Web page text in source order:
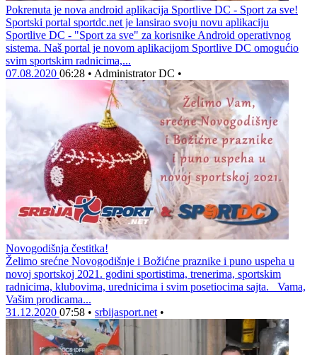
Pokrenuta je nova android aplikacija Sportlive DC - Sport za sve!
Sportski portal sportdc.net je lansirao svoju novu aplikaciju
Sportlive DC - "Sport za sve" za korisnike Android operativnog
sistema. Naš portal je novom aplikacijom Sportlive DC omogućio
svim sportskim radnicima,...
07.08.2020 06:28 • Administrator DC •
Novogodišnja čestitka!
Želimo srećne Novogodišnje i Božićne praznike i puno uspeha u
novoj sportskoj 2021. godini sportistima, trenerima, sportskim
radnicima, klubovima, urednicima i svim posetiocima sajta. Vama,
Vašim prodicama...
31.12.2020 07:58 • srbijasport.net •